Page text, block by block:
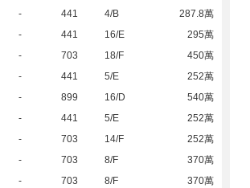
- 441 4/B
287.8萬
- 441 16/E
295萬
- 703 18/F
450萬
- 441 5/E
252萬
- 899 16/D
540萬
- 441 5/E
252萬
- 703 14/F
252萬
- 703 8/F
370萬
- 703 8/F
370萬